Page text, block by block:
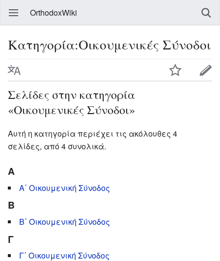
OrthodoxWiki
Κατηγορία:Οικουμενικές Σύνοδοι
Σελίδες στην κατηγορία
«Οικουμενικές Σύνοδοι»
Αυτή η κατηγορία περιέχει τις ακόλουθες 4
σελίδες, από 4 συνολικά.
Α
Α΄ Οικουμενική Σύνοδος
Β
Β΄ Οικουμενική Σύνοδος
Γ
Γ΄ Οικουμενική Σύνοδος